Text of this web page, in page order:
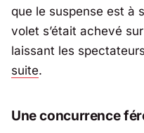
que le suspense est à
volet s’était achevé
laissant les
suite.
Une concurrence